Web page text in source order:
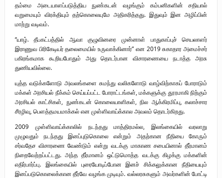
தம்மை அடையாளப்படுத்திய நுண்கடன் வழங்கும் கம்பனிகளின் சதியால்
வறுமையும் விரக்தியும் தற்கொலையுமே அதிகரித்தது. இதுவும் இன அழிப்பின்
மாற்று வடிவம்.
“யாழ். தீபகட்பத்தில் ஆவா குழுவினரை முன்னாள் பாதுகாப்புச் செயலாளர்
இராணுவ பிரிகேடியர் தலைமையில் உருவாக்கினார்” என 2019 சுகாதார அமைச்சர்
பகிரங்கமாக கூறியபோதும் அது தொடர்பான விசாரணையை நடாத்த அரசு
துணியவில்லை.
யுத்த வடுக்களோடு அவலங்களை சுமந்து வலிகளோடு வாழ்விற்காகப் போராடும்
மக்கள் அரசியல் நீக்கம் செய்யப்பட்ட போராட்டங்கள், மக்களுக்கு தூரமாகி நிற்கும்
அரசியல் காட்சிகள், நுண்கடன் கொலையாளிகள், நில ஆக்கிரமிப்பு, கலாச்சார
சீரழிவு, பெளத்தமயமாக்கல் என முள்ளிவாய்க்கால அவலம் தொடர்கிறது.
2009 முள்ளிவாய்க்காலில் நடந்தது மாத்திரமல்ல, இலங்கையில் வரலாறு
முழுவதும் நடந்தது இனப்புடுகொலை என்றும் அதற்கான நீதியை கோரும்
சர்வதேச விசாரணை வேண்டும் என்று வடக்கு மாகாண சபையினால் தீர்மானம்
நிறைவேற்றப்பட்டது. அந்த தீர்மானம் ஒட்டுமொத்த வடக்கு கிழக்கு மக்களின்
எதிர்பார்ப்பு. இலங்கையில் புரையோடிப்போன இனச் சிக்கலுக்கான நீதியையும்
இனப்படுகொலைக்கான தீர்வே வழங்க முடியும். வல்லரசுகளும் அவர்களின் போட்டி